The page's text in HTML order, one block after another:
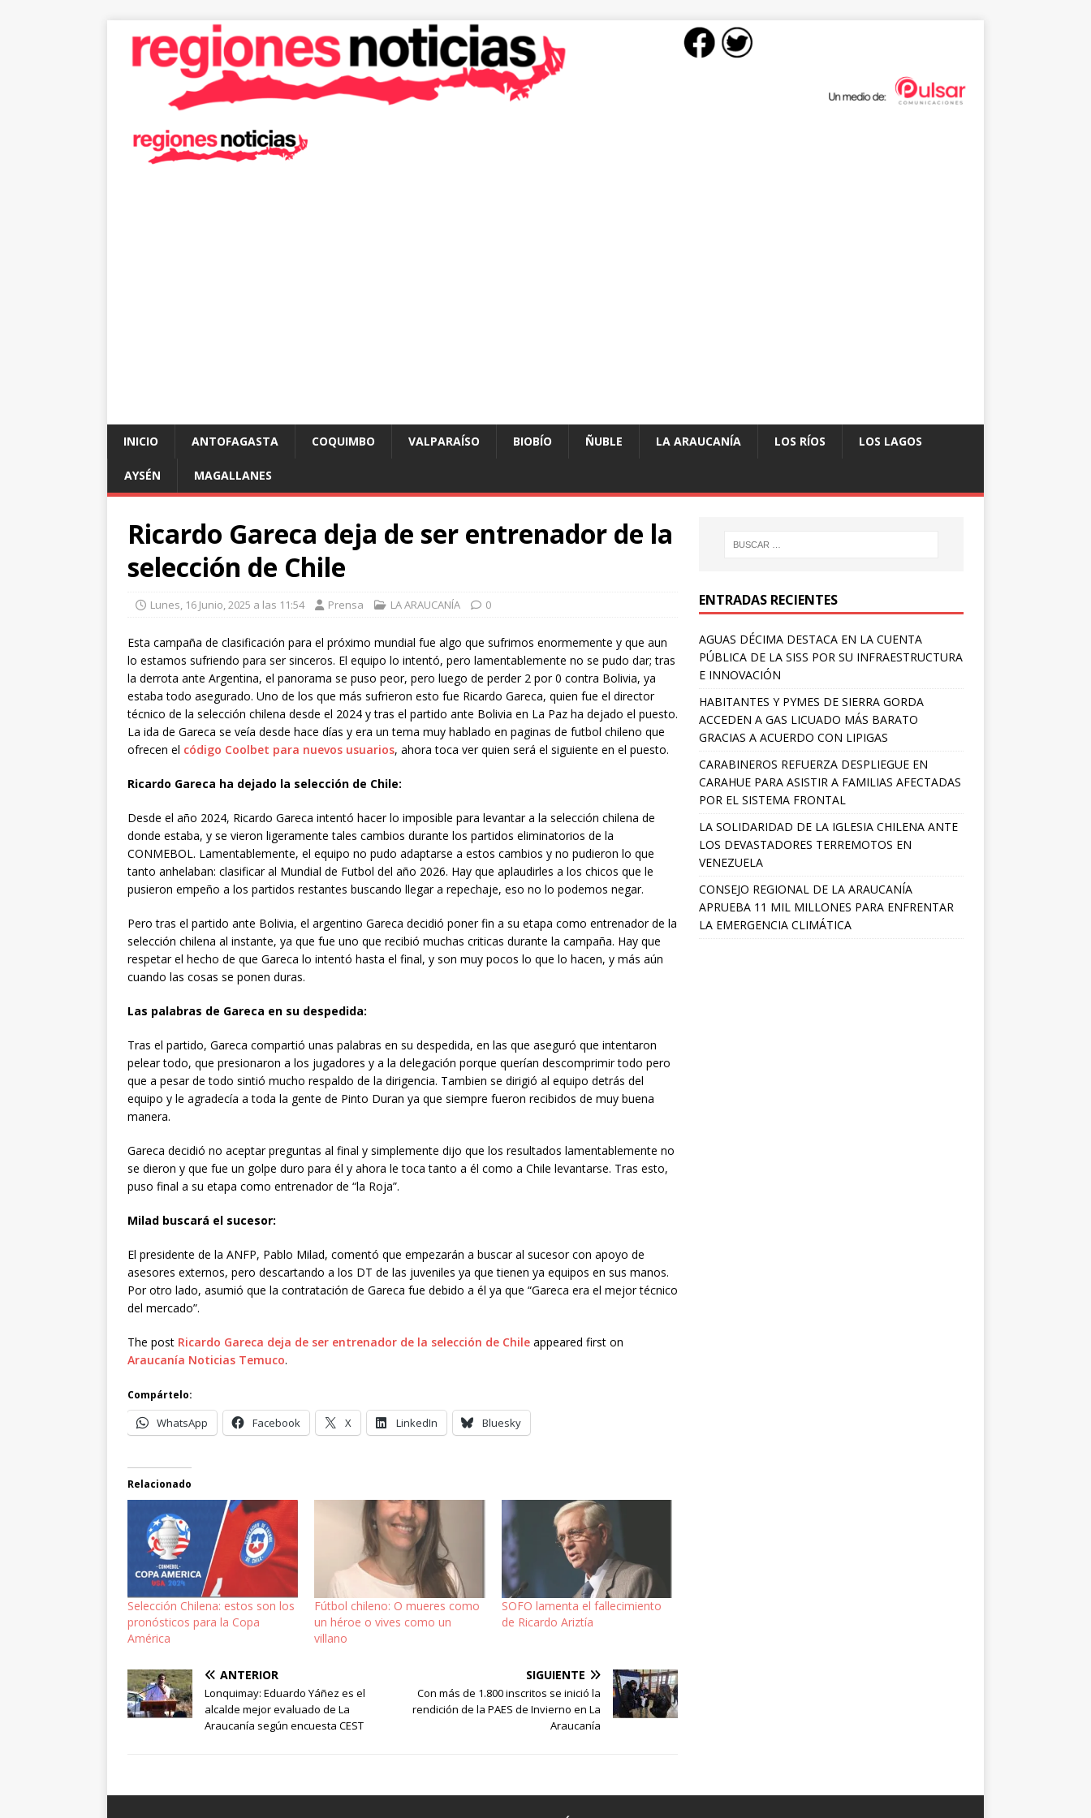
INICIO ANTOFAGASTA COQUIMBO VALPARAÍSO BIOBÍO ÑUBLE LA ARAUCANÍA LOS RÍOS LOS LAGOS
AYSÉN MAGALLANES
Ricardo Gareca deja de ser entrenador de la
selección de Chile
Lunes, 16 Junio, 2025 a las 11:54 Prensa LA ARAUCANÍA 0
Esta campaña de clasificación para el próximo mundial fue algo que sufrimos enormemente y que aun
lo estamos sufriendo para ser sinceros. El equipo lo intentó, pero lamentablemente no se pudo dar; tras
la derrota ante Argentina, el panorama se puso peor, pero luego de perder 2 por 0 contra Bolivia, ya
estaba todo asegurado. Uno de los que más sufrieron esto fue Ricardo Gareca, quien fue el director
técnico de la selección chilena desde el 2024 y tras el partido ante Bolivia en La Paz ha dejado el puesto.
La ida de Gareca se veía desde hace días y era un tema muy hablado en paginas de futbol chileno que
ofrecen el código Coolbet para nuevos usuarios, ahora toca ver quien será el siguiente en el puesto.
Ricardo Gareca ha dejado la selección de Chile:
Desde el año 2024, Ricardo Gareca intentó hacer lo imposible para levantar a la selección chilena de
donde estaba, y se vieron ligeramente tales cambios durante los partidos eliminatorios de la
CONMEBOL. Lamentablemente, el equipo no pudo adaptarse a estos cambios y no pudieron lo que
tanto anhelaban: clasificar al Mundial de Futbol del año 2026. Hay que aplaudirles a los chicos que le
pusieron empeño a los partidos restantes buscando llegar a repechaje, eso no lo podemos negar.
Pero tras el partido ante Bolivia, el argentino Gareca decidió poner fin a su etapa como entrenador de la
selección chilena al instante, ya que fue uno que recibió muchas criticas durante la campaña. Hay que
respetar el hecho de que Gareca lo intentó hasta el final, y son muy pocos lo que lo hacen, y más aún
cuando las cosas se ponen duras.
Las palabras de Gareca en su despedida:
Tras el partido, Gareca compartió unas palabras en su despedida, en las que aseguró que intentaron
pelear todo, que presionaron a los jugadores y a la delegación porque querían descomprimir todo pero
que a pesar de todo sintió mucho respaldo de la dirigencia. Tambien se dirigió al equipo detrás del
equipo y le agradecía a toda la gente de Pinto Duran ya que siempre fueron recibidos de muy buena
manera.
Gareca decidió no aceptar preguntas al final y simplemente dijo que los resultados lamentablemente no
se dieron y que fue un golpe duro para él y ahora le toca tanto a él como a Chile levantarse. Tras esto,
puso final a su etapa como entrenador de “la Roja”.
Milad buscará el sucesor:
El presidente de la ANFP, Pablo Milad, comentó que empezarán a buscar al sucesor con apoyo de
asesores externos, pero descartando a los DT de las juveniles ya que tienen ya equipos en sus manos.
Por otro lado, asumió que la contratación de Gareca fue debido a él ya que “Gareca era el mejor técnico
del mercado”.
The post Ricardo Gareca deja de ser entrenador de la selección de Chile appeared first on
Araucanía Noticias Temuco.
Compártelo:
WhatsApp Facebook X LinkedIn Bluesky
Relacionado
Selección Chilena: estos son los
pronósticos para la Copa
América
Fútbol chileno: O mueres como
un héroe o vives como un
villano
SOFO lamenta el fallecimiento
de Ricardo Ariztía
ANTERIOR
Lonquimay: Eduardo Yáñez es el
alcalde mejor evaluado de La
Araucanía según encuesta CEST
SIGUIENTE
Con más de 1.800 inscritos se inició la
rendición de la PAES de Invierno en La
Araucanía
ENTRADAS RECIENTES
AGUAS DÉCIMA DESTACA EN LA CUENTA
PÚBLICA DE LA SISS POR SU INFRAESTRUCTURA
E INNOVACIÓN
HABITANTES Y PYMES DE SIERRA GORDA
ACCEDEN A GAS LICUADO MÁS BARATO
GRACIAS A ACUERDO CON LIPIGAS
CARABINEROS REFUERZA DESPLIEGUE EN
CARAHUE PARA ASISTIR A FAMILIAS AFECTADAS
POR EL SISTEMA FRONTAL
LA SOLIDARIDAD DE LA IGLESIA CHILENA ANTE
LOS DEVASTADORES TERREMOTOS EN
VENEZUELA
CONSEJO REGIONAL DE LA ARAUCANÍA
APRUEBA 11 MIL MILLONES PARA ENFRENTAR
LA EMERGENCIA CLIMÁTICA